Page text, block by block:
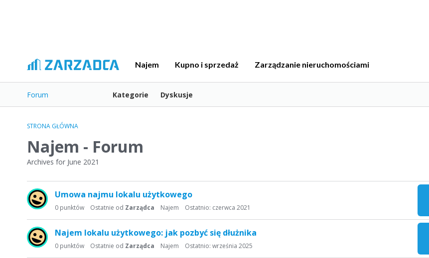
Najem Kupno i sprzedaż Zarządzanie nieruchomościami
Forum Kategorie Dyskusje
STRONA GŁÓWNA
Najem - Forum
Archives for June 2021
i
s
t
a
d
Umowa najmu lokalu użytkowego
0 punktów Ostatnie od Zarządca Ostatnio: czerwca 2021
Najem
Najem lokalu użytkowego: jak pozbyć się dłużnika
0 punktów Ostatnie od Zarządca Ostatnio: września 2025
Najem